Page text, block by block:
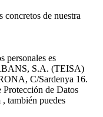
de nuestra
personales es
S.A. (TEISA)
C/Sardenya 16.
Protección de Datos
también puedes